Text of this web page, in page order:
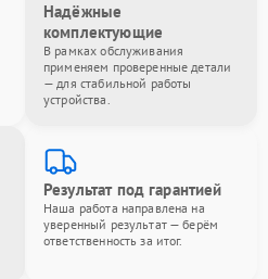
Надёжные
комплектующие
В рамках обслуживания
применяем проверенные детали
— для стабильной работы
устройства.
Результат под гарантией
Наша работа направлена на
уверенный результат — берём
ответственность за итог.